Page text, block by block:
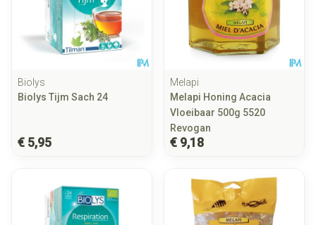
Biolys
Biolys Tijm Sach 24
€ 5,95
Melapi
Melapi Honing Acacia
Vloeibaar 500g 5520
Revogan
€ 9,18